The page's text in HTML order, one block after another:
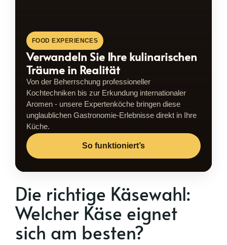
FOOD EXPERIENCES
Verwandeln Sie Ihre kulinarischen
Träume in Realität
Von der Beherrschung professioneller
Kochtechniken bis zur Erkundung internationaler
Aromen - unsere Expertenköche bringen diese
unglaublichen Gastronomie-Erlebnisse direkt in Ihre
Küche.
So funktioniert’s
Die richtige Käsewahl:
Welcher Käse eignet
sich am besten?